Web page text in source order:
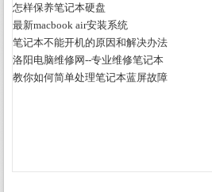
怎样保养笔记本硬盘
最新macbook air安装系统
笔记本不能开机的原因和解决办法
洛阳电脑维修网--专业维修笔记本
教你如何简单处理笔记本蓝屏故障